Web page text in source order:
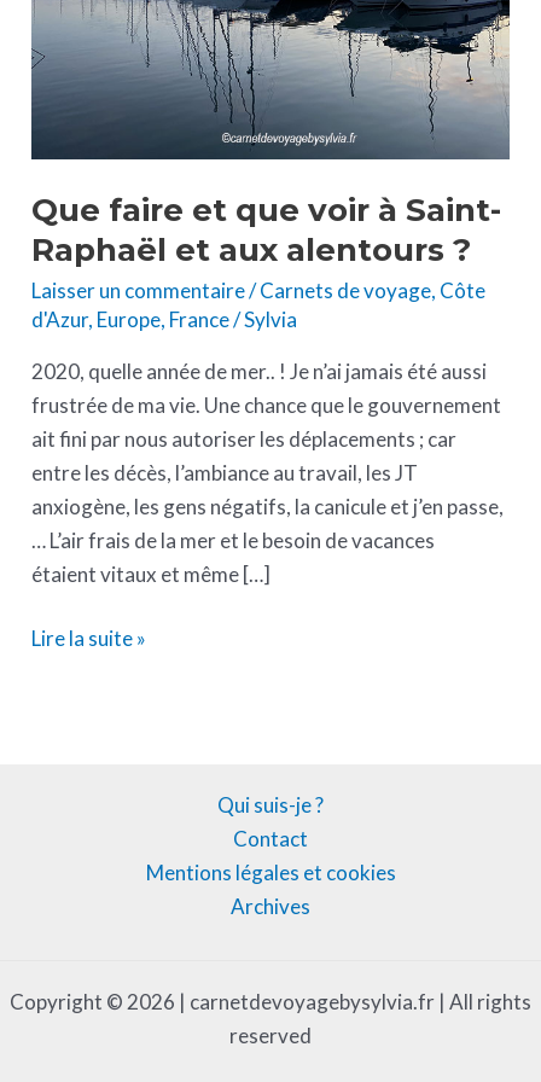
Que faire et que voir à Saint-
Raphaël et aux alentours ?
Laisser un commentaire/Carnets de voyage, Côte
d'Azur, Europe, France/Sylvia
2020, quelle année de mer.. ! Je n’ai jamais été aussi
frustrée de ma vie. Une chance que le gouvernement
ait fini par nous autoriser les déplacements ; car
entre les décès, l’ambiance au travail, les JT
anxiogène, les gens négatifs, la canicule et j’en passe,
… L’air frais de la mer et le besoin de vacances
étaient vitaux et même […]
Saint-
Raphaël
alentours
Lire la suite »
Qui suis-je ?
Contact
Mentions légales et cookies
Archives
Copyright © 2026 | carnetdevoyagebysylvia.fr | All rights
reserved